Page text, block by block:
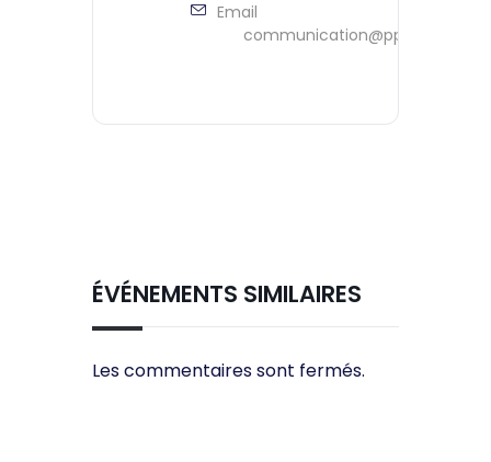
Email
communication@ppeontario.ca
ÉVÉNEMENTS SIMILAIRES
Les commentaires sont fermés.